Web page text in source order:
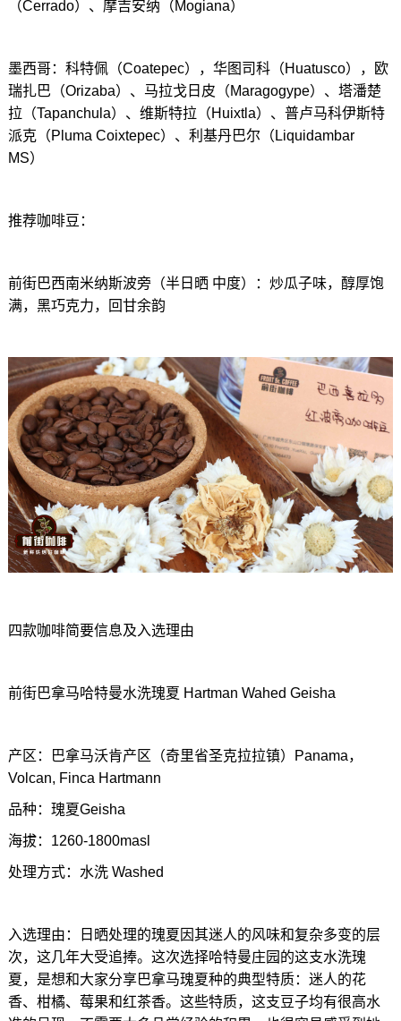
（Cerrado）、摩吉安纳（Mogiana）
墨西哥：科特佩（Coatepec），华图司科（Huatusco），欧
瑞扎巴（Orizaba）、马拉戈日皮（Maragogype）、塔潘楚
拉（Tapanchula）、维斯特拉（Huixtla）、普卢马科伊斯特
派克（Pluma Coixtepec）、利基丹巴尔（Liquidambar
MS）
推荐咖啡豆：
前街巴西南米纳斯波旁（半日晒 中度）：炒瓜子味，醇厚饱
满，黑巧克力，回甘余韵
四款咖啡简要信息及入选理由
前街巴拿马哈特曼水洗瑰夏 Hartman Wahed Geisha
产区：巴拿马沃肯产区（奇里省圣克拉拉镇）Panama，
Volcan, Finca Hartmann
品种：瑰夏Geisha
海拔：1260-1800masl
处理方式：水洗 Washed
入选理由：日晒处理的瑰夏因其迷人的风味和复杂多变的层
次，这几年大受追捧。这次选择哈特曼庄园的这支水洗瑰
夏，是想和大家分享巴拿马瑰夏种的典型特质：迷人的花
香、柑橘、莓果和红茶香。这些特质，这支豆子均有很高水